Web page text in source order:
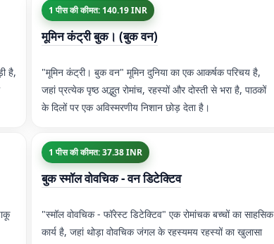
है,
1 पीस की कीमत: 140.19 INR
मूमिन कंट्री बुक। (बुक वन)
"मूमिन कंट्री। बुक वन" मूमिन दुनिया का एक आकर्षक परिचय है,
जहां प्रत्येक पृष्ठ अद्भुत रोमांच, रहस्यों और दोस्ती से भरा है, पाठकों
के दिलों पर एक अविस्मरणीय निशान छोड़ देता है।
1 पीस की कीमत: 37.38 INR
बुक स्मॉल वोवचिक - वन डिटेक्टिव
"स्मॉल वोवचिक - फॉरेस्ट डिटेक्टिव" एक रोमांचक बच्चों का साहसिक
कार्य है, जहां थोड़ा वोवचिक जंगल के रहस्यमय रहस्यों का खुलासा